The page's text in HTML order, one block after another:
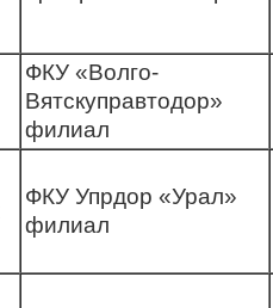
ФКУ «Волго-
Вятскуправтодор»
филиал
ФКУ Упрдор «Урал»
филиал